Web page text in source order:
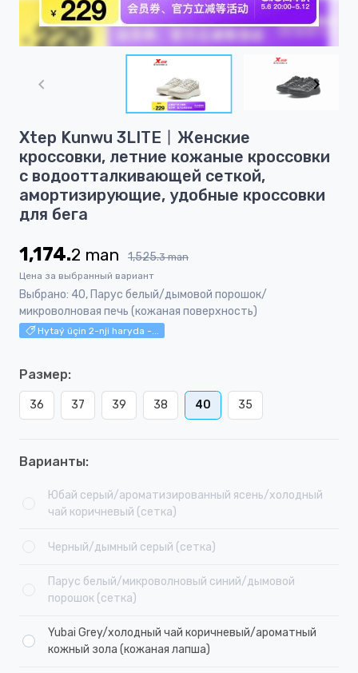
1
of
5
Xtep Kunwu 3LITE丨Женские
кроссовки, летние кожаные кроссовки
с водоотталкивающей сеткой,
амортизирующие, удобные кроссовки
для бега
1,174.2 man 1,525.3 man
Цена за выбранный вариант
Выбрано: 40, Парус белый/дымовой порошок/
микроволновая печь (кожаная поверхность)
Hytaý üçin 2-nji haryda -...
Размер:
36 37 39 38 40 35
Варианты:
Юбай серый/ароматизированный ясень/холодный
чай коричневый (сетка)
Черный/дымный серый (сетка)
Парус белый/микроволновый синий/дымовой
порошок (сетка)
Yubai Grey/холодный чай коричневый/ароматный
кожный зола (кожаная лапша)